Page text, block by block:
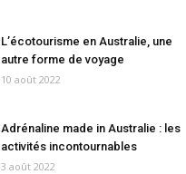
L’écotourisme en Australie, une
autre forme de voyage
10 août 2022
Adrénaline made in Australie : les
activités incontournables
3 août 2022